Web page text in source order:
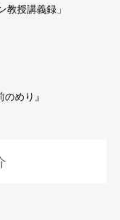
授講義録」
めり』